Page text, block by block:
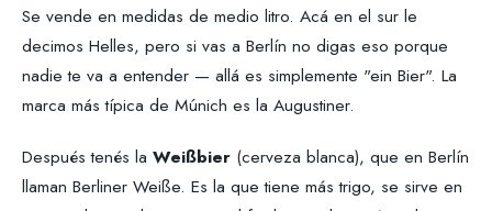
Se vende en medidas de medio litro. Acá en el sur le
decimos Helles, pero si vas a Berlín no digas eso porque
nadie te va a entender — allá es simplemente "ein Bier". La
marca más típica de Múnich es la Augustiner.
Después tenés la Weißbier (cerveza blanca), que en Berlín
llaman Berliner Weiße. Es la que tiene más trigo, se sirve en